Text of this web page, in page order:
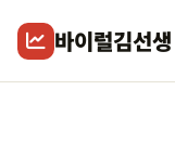
바이럴김선생